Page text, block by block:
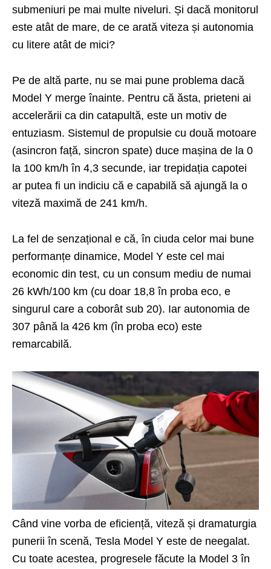
submeniuri pe mai multe niveluri. Și dacă monitorul
este atât de mare, de ce arată viteza și autonomia
cu litere atât de mici?
Pe de altă parte, nu se mai pune problema dacă
Model Y merge înainte. Pentru că ăsta, prieteni ai
accelerării ca din catapultă, este un motiv de
entuziasm. Sistemul de propulsie cu două motoare
(asincron față, sincron spate) duce mașina de la 0
la 100 km/h în 4,3 secunde, iar trepidația capotei
ar putea fi un indiciu că e capabilă să ajungă la o
viteză maximă de 241 km/h.
La fel de senzațional e că, în ciuda celor mai bune
performanțe dinamice, Model Y este cel mai
economic din test, cu un consum mediu de numai
26 kWh/100 km (cu doar 18,8 în proba eco, e
singurul care a coborât sub 20). Iar autonomia de
307 până la 426 km (în proba eco) este
remarcabilă.
Când vine vorba de eficiență, viteză și dramaturgia
punerii în scenă, Tesla Model Y este de neegalat.
Cu toate acestea, progresele făcute la Model 3 în